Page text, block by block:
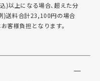
)以上になる場合､超えた分
)送料合計23,100円の場合
様負担となります。